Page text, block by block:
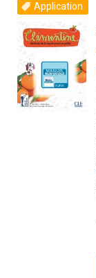
Application